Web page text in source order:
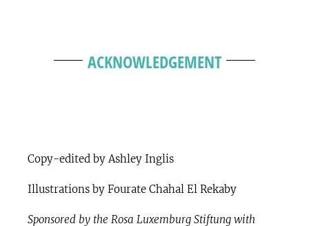
ACKNOWLEDGEMENT
Copy-edited by Ashley Inglis
Illustrations by Fourate Chahal El Rekaby
Sponsored by the Rosa Luxemburg Stiftung with